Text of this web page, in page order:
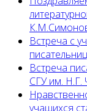
Встреча с
Встреча
СГУ им. Н.Г.
учащихся